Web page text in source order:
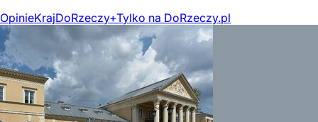
OpinieKrajDoRzeczy+Tylko na DoRzeczy.pl